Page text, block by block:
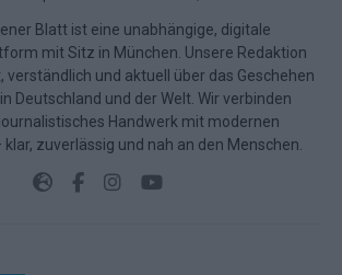
Blatt ist eine unabhängige, digitale
mit Sitz in München. Unsere Redaktion
und aktuell über das Geschehen
Deutschland und der Welt. Wir verbinden
Handwerk mit modernen
zuverlässig und nah an den Menschen.